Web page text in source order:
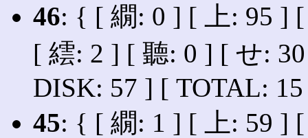
46: { [ 繝: 0 ] [ 上: 95 ]
[ 繧: 2 ] [ 聽: 0 ] [ せ:
DISK: 57 ] [ TOTAL:
45: { [ 繝: 1 ] [ 上: 59 ]